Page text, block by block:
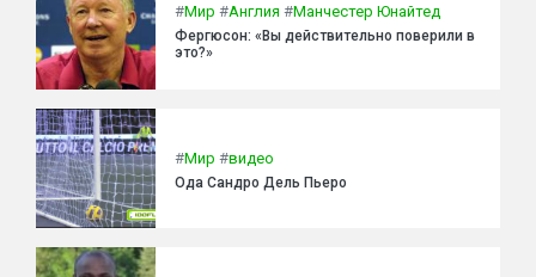
#Мир #Англия #Манчестер Юнайтед
Фергюсон: «Вы действительно поверили в
это?»
#Мир #видео
Ода Сандро Дель Пьеро